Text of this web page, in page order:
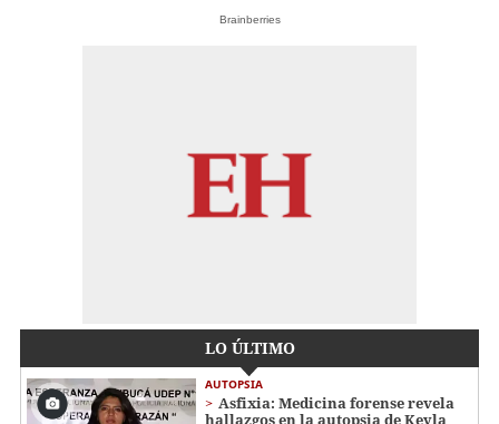
Brainberries
LO ÚLTIMO
AUTOPSIA
Asfixia: Medicina forense revela